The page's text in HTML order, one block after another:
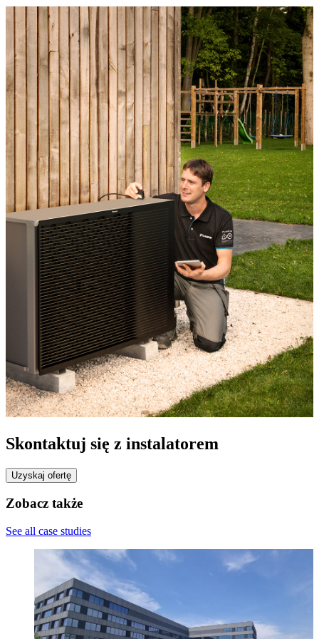
Skontaktuj się z instalatorem
Uzyskaj ofertę
Zobacz także
See all case studies